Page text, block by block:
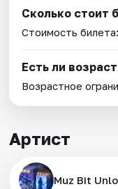
Сколько стоит
Стоимость
Есть ли
Возрастное
Артист
Muz Bit